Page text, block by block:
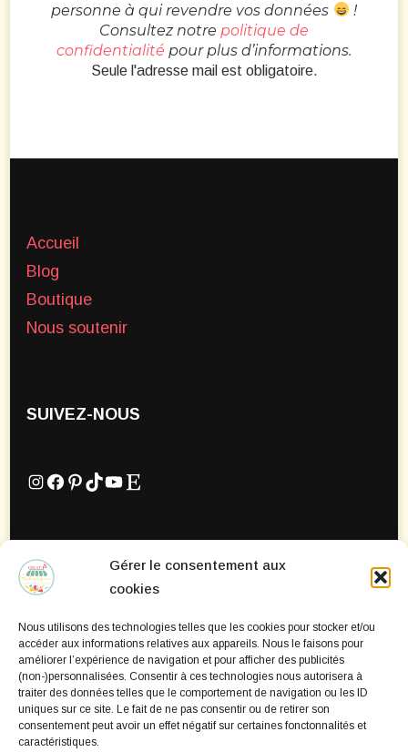
Gérer le consentement aux
cookies
Nous utilisons des technologies telles que les cookies pour stocker et/ou
accéder aux informations relatives aux appareils. Nous le faisons pour
améliorer l’expérience de navigation et pour afficher des publicités
(non-)personnalisées. Consentir à ces technologies nous autorisera à
traiter des données telles que le comportement de navigation ou les ID
uniques sur ce site. Le fait de ne pas consentir ou de retirer son
consentement peut avoir un effet négatif sur certaines fonctonnalités et
caractéristiques.
personne à qui revendre vos données
!
Consultez notre politique de
confidentialité pour plus d’informations.
Seule l'adresse mail est obligatoire.
Accueil
Blog
Boutique
Nous soutenir
SUIVEZ-NOUS
Instagram
Facebook
Pinterest
TikTok
YouTube
Mentions Légales
Politique de cookies